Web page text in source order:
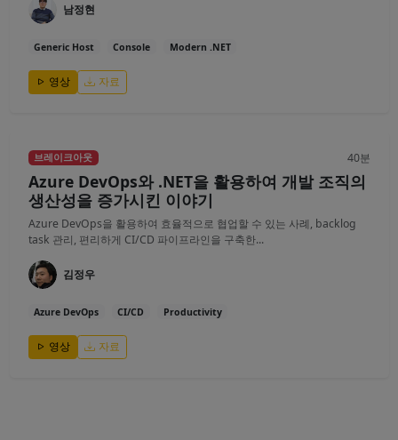
남정현
Generic Host Console Modern .NET
영상 자료
브레이크아웃 40분
Azure DevOps와 .NET을 활용하여 개발 조직의
생산성을 증가시킨 이야기
Azure DevOps을 활용하여 효율적으로 협업할 수 있는 사례, backlog
task 관리, 편리하게 CI/CD 파이프라인을 구축한...
김정우
Azure DevOps CI/CD Productivity
영상 자료